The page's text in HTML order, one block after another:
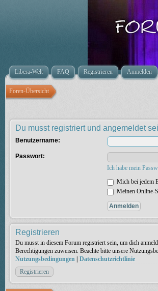
Libera-Welt FAQ Registrieren Anmelden
Foren-Übersicht
Du musst registriert und angemeldet
Benutzername:
Passwort:
Ich habe mein
Mich bei jedem
Meinen Online-
Registrieren
Du musst in diesem Forum registriert sein, um dich
Berechtigungen zuweisen. Beachte bitte unsere
Nutzungsbedingungen
Datenschutzrichtlinie
Registrieren